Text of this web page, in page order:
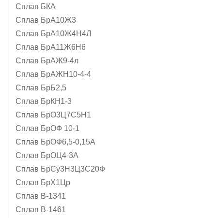
Сплав БКА
Сплав БрА10Ж3
Сплав БрА10Ж4Н4Л
Сплав БрА11Ж6Н6
Сплав БрАЖ9-4л
Сплав БрАЖН10-4-4
Сплав БрБ2,5
Сплав БрКН1-3
Сплав БрО3Ц7С5Н1
Сплав БрОФ 10-1
Сплав БрОФ6,5-0,15А
Сплав БрОЦ4-3А
Сплав БрСу3Н3Ц3С20Ф
Сплав БрХ1Цр
Сплав В-1341
Сплав В-1461